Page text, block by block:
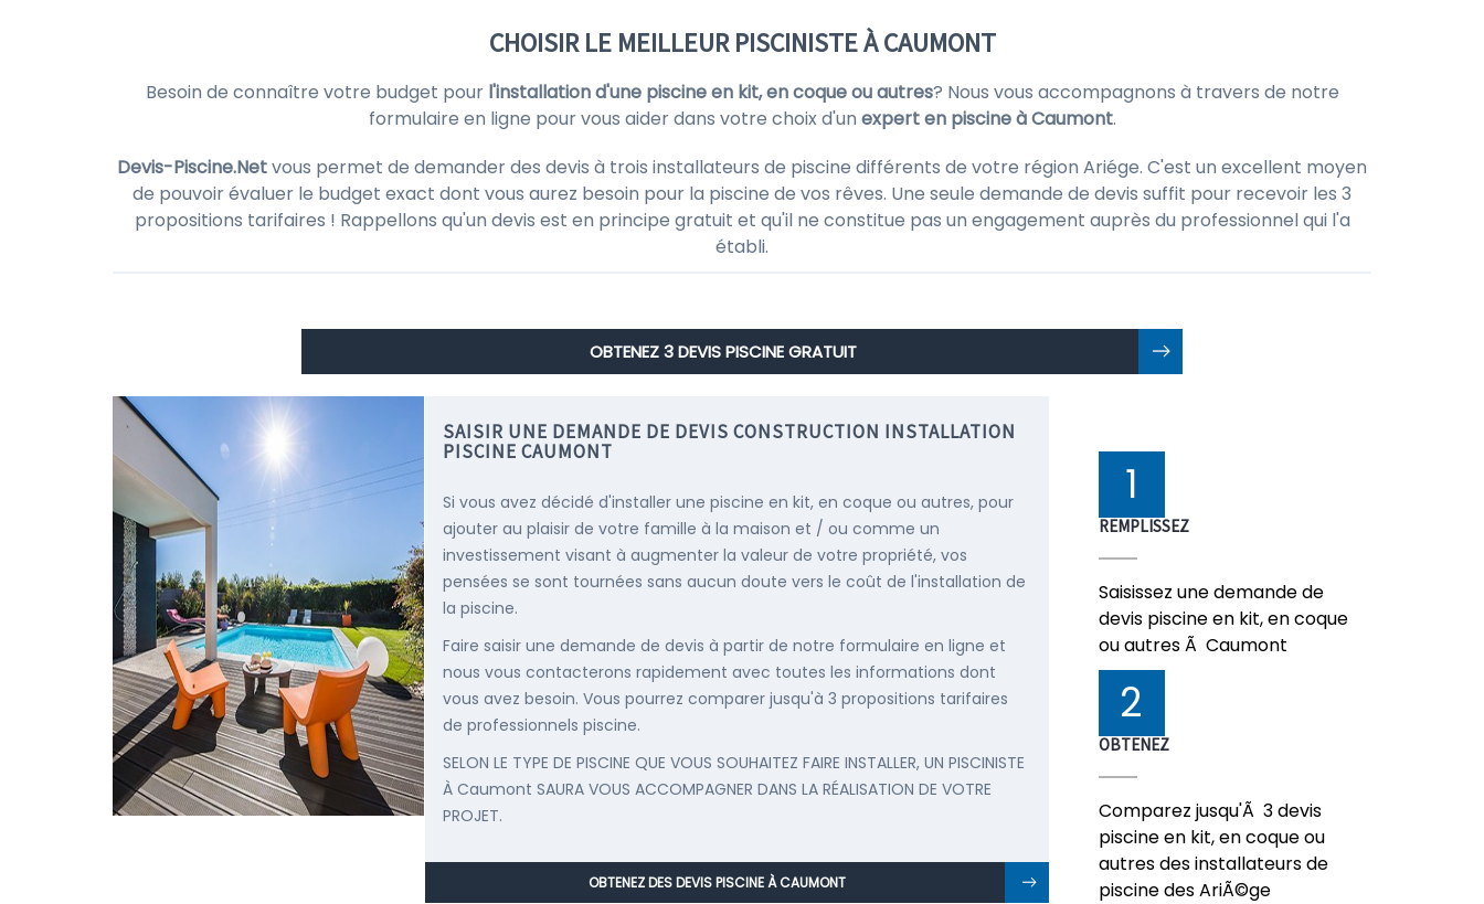
CHOISIR LE MEILLEUR PISCINISTE À CAUMONT
Besoin de connaître votre budget pour l'installation d'une piscine en kit, en coque ou autres? Nous vous accompagnons à travers de notre
formulaire en ligne pour vous aider dans votre choix d'un expert en piscine à Caumont.
Devis-Piscine.Netvous permet de demander des devis à trois installateurs de piscine différents de votre région Ariége. C'est un excellent moyen
de pouvoir évaluer le budget exact dont vous aurez besoin pour la piscine de vos rêves. Une seule demande de devis suffit pour recevoir les 3
propositions tarifaires ! Rappellons qu'un devis est en principe gratuit et qu'il ne constitue pas un engagement auprès du professionnel qui l'a
établi.
OBTENEZ 3 DEVIS PISCINE GRATUIT
SAISIR UNE DEMANDE DE DEVIS CONSTRUCTION INSTALLATION
PISCINE CAUMONT
Si vous avez décidé d'installer une piscine en kit, en coque ou autres, pour
ajouter au plaisir de votre famille à la maison et / ou comme un
investissement visant à augmenter la valeur de votre propriété, vos
pensées se sont tournées sans aucun doute vers le coût de l'installation de
la piscine.
Faire saisir une demande de devis à partir de notre formulaire en ligne et
nous vous contacterons rapidement avec toutes les informations dont
vous avez besoin. Vous pourrez comparer jusqu'à 3 propositions tarifaires
de professionnels piscine.
SELON LE TYPE DE PISCINE QUE VOUS SOUHAITEZ FAIRE INSTALLER, UN PISCINISTE
À Caumont SAURA VOUS ACCOMPAGNER DANS LA RÉALISATION DE VOTRE
PROJET.
OBTENEZ DES DEVIS PISCINE À CAUMONT
1
REMPLISSEZ
Saisissez une demande de
devis piscine en kit, en coque
ou autres Ã Caumont
2
OBTENEZ
Comparez jusqu'Ã 3 devis
piscine en kit, en coque ou
autres des installateurs de
piscine des AriÃ©ge